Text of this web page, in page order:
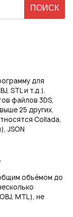
для
STL и т.д.).
файлов 3DS,
25 других.
Collada,
JSON
объёмом до
MTL), не
на обработку
на обработку